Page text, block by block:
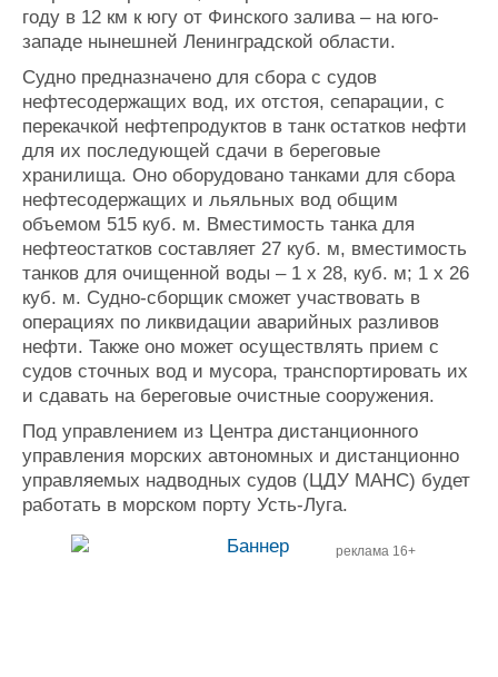
году в 12 км к югу от Финского залива – на юго-
западе нынешней Ленинградской области.
Судно предназначено для сбора с судов
нефтесодержащих вод, их отстоя, сепарации, с
перекачкой нефтепродуктов в танк остатков нефти
для их последующей сдачи в береговые
хранилища. Оно оборудовано танками для сбора
нефтесодержащих и льяльных вод общим
объемом 515 куб. м. Вместимость танка для
нефтеостатков составляет 27 куб. м, вместимость
танков для очищенной воды – 1 х 28, куб. м; 1 х 26
куб. м. Судно-сборщик сможет участвовать в
операциях по ликвидации аварийных разливов
нефти. Также оно может осуществлять прием с
судов сточных вод и мусора, транспортировать их
и сдавать на береговые очистные сооружения.
Под управлением из Центра дистанционного
управления морских автономных и дистанционно
управляемых надводных судов (ЦДУ МАНС) будет
работать в морском порту Усть-Луга.
реклама 16+